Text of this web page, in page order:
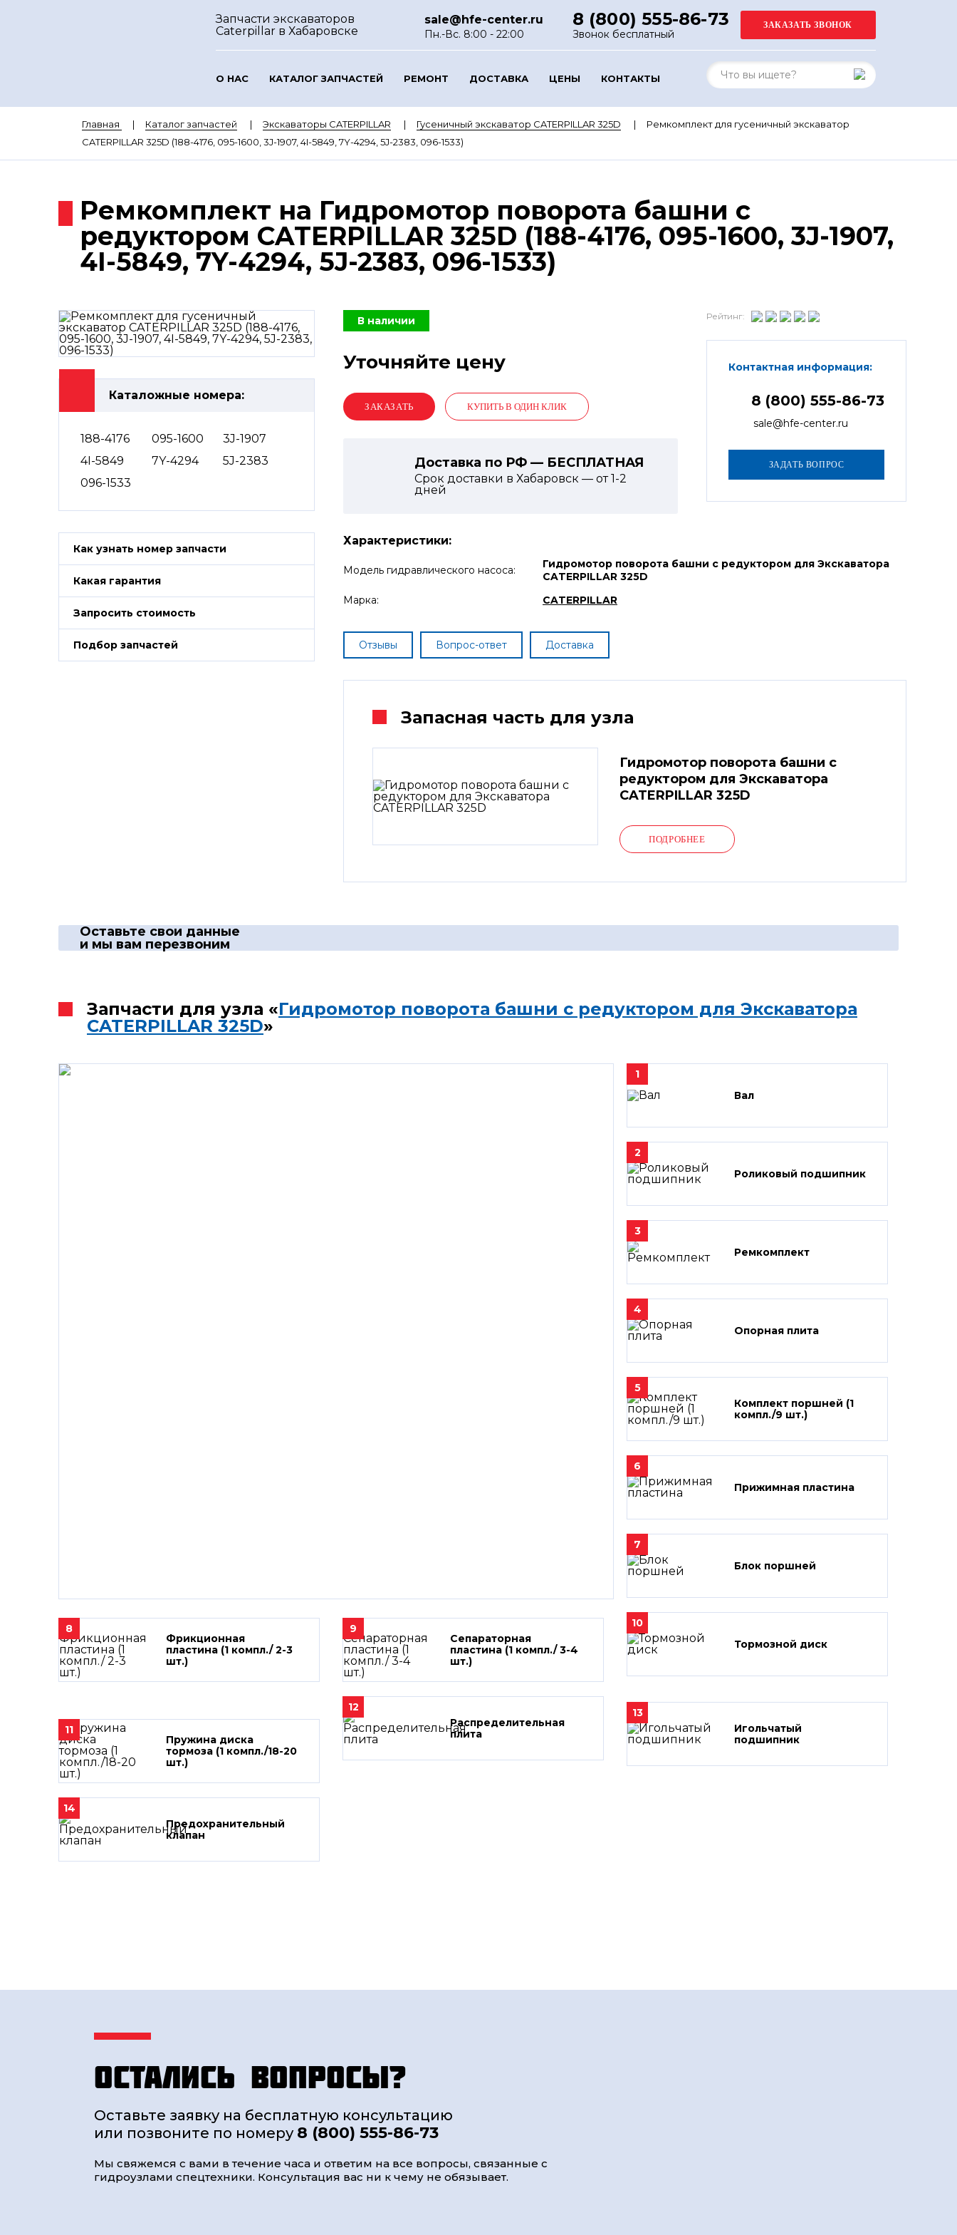
Запчасти экскаваторов
Caterpillar в Хабаровске
sale@hfe-center.ru
Пн.-Вс. 8:00 - 22:00
8 (800) 555-86-73
Звонок бесплатный
О НАС КАТАЛОГ ЗАПЧАСТЕЙ РЕМОНТ ДОСТАВКА ЦЕНЫ КОНТАКТЫ
Главная Каталог запчастей Экскаваторы CATERPILLAR Гусеничный экскаватор CATERPILLAR 325D
Ремкомплект для гусеничный экскаватор
CATERPILLAR 325D (188-4176, 095-1600, 3J-1907, 4I-5849, 7Y-4294, 5J-2383, 096-1533)
Ремкомплект на Гидромотор поворота башни с
редуктором CATERPILLAR 325D (188-4176, 095-1600, 3J-1907,
4I-5849, 7Y-4294, 5J-2383, 096-1533)
Каталожные номера:
188-4176 095-1600
3J-1907
4I-5849
7Y-4294
5J-2383
096-1533
Как узнать номер запчасти
Какая гарантия
Запросить стоимость
Подбор запчастей
В наличии
Уточняйте цену
КУПИТЬ В ОДИН КЛИК
Доставка по РФ — БЕСПЛАТНАЯ
Срок доставки в Хабаровск — от1-2
дней
Рейтинг:
Контактная информация:
8 (800) 555-86-73
sale@hfe-center.ru
Характеристики:
Модель гидравлического насоса:
Гидромотор поворота башни с редуктором для Экскаватора
CATERPILLAR 325D
Марка:
CATERPILLAR
Отзывы Вопрос-ответ Доставка
Запасная часть для узла
Гидромотор поворота башни с
редуктором для Экскаватора
CATERPILLAR 325D
ПОДРОБНЕЕ
Оставьте свои данные
и мы вам перезвоним
Запчасти для узла «Гидромотор поворота башни с редуктором для Экскаватора
CATERPILLAR 325D»
1
Вал
2
Роликовый подшипник
3
Ремкомплект
4
Опорная плита
5
Комплект поршней (1
компл./9 шт.)
6
Прижимная пластина
7
Блок поршней
8
Фрикционная
пластина (1 компл./ 2-3
шт.)
9
Сепараторная
пластина (1 компл./ 3-4
шт.)
10
Тормозной диск
11
Пружина диска
тормоза (1 компл./18-20
шт.)
12
Распределительная
плита
13
Игольчатый
подшипник
14
Предохранительный
клапан
Остались вопросы?
Оставьте заявку на бесплатную консультацию
или позвоните по номеру 8 (800) 555-86-73
Мы свяжемся с вами в течение часа и ответим на все вопросы, связанные с
гидроузлами спецтехники. Консультация вас ни к чему не обязывает.